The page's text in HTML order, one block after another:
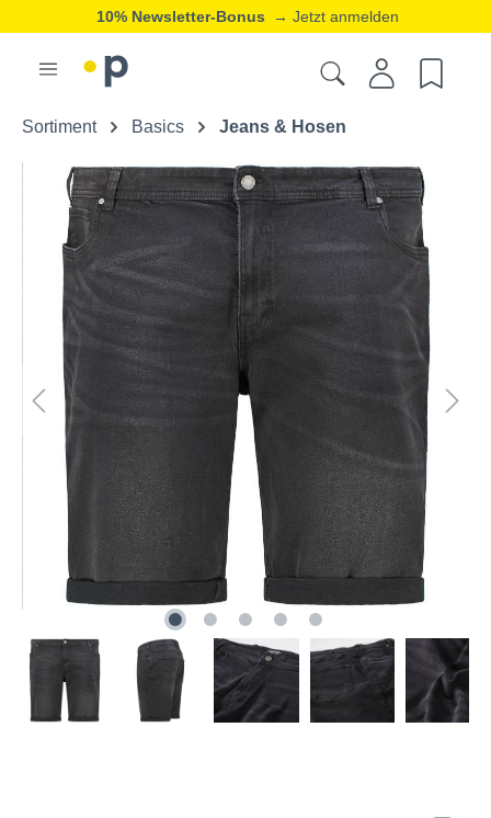
10% Newsletter-Bonus → Jetzt anmelden
Sortiment Basics Jeans & Hosen